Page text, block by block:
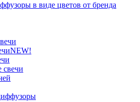
в виде цветов от бренда
NEW!
свечи